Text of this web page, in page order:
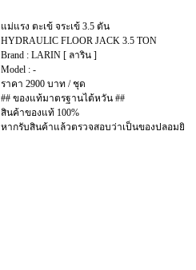
แม่แรง ตะเข้ จระเข้ 3.5 ตัน
HYDRAULIC FLOOR JACK 3.5 TON
Brand : LARIN [ ลาริน ]
Model : -
ราคา 2900 บาท / ชุด
## ของแท้มาตรฐานไต้หวัน ##
สินค้าของแท้ 100%
หากรับสินค้าแล้วตรวจสอบว่าเป็นของปลอมยิน